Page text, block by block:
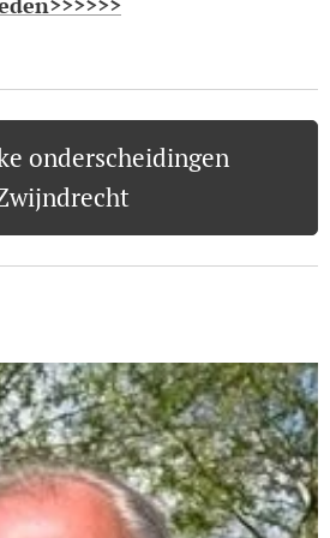
onderscheidingen